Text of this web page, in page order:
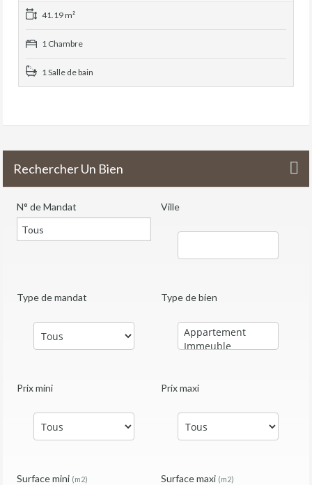
41.19 m²
1 Chambre
1 Salle de bain
Rechercher Un Bien
N° de Mandat Ville
Type de mandat Type de bien
Prix mini Prix maxi
Surface mini (m2) Surface maxi (m2)